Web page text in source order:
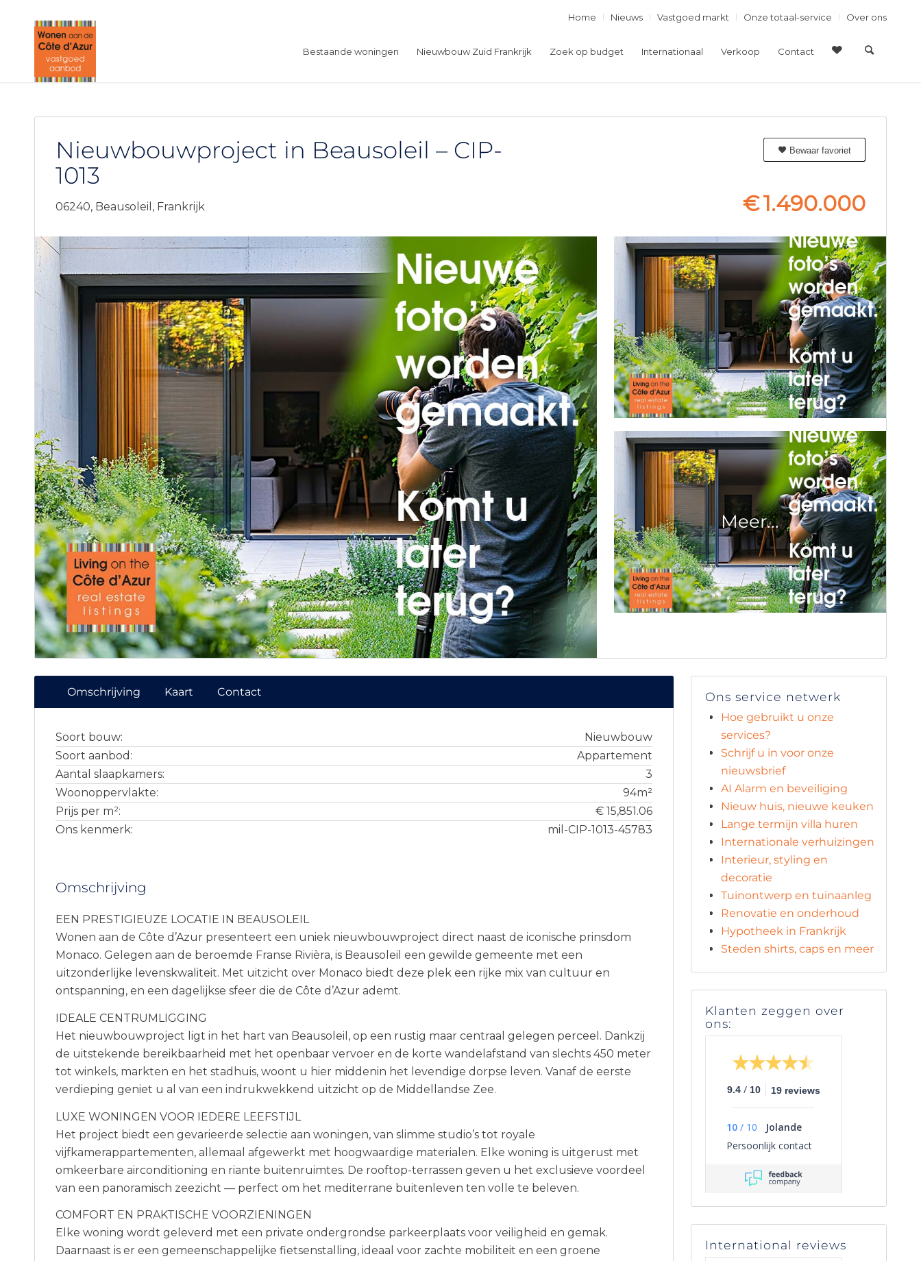
Home Nieuws Vastgoed markt Onze totaal-service Over ons
Bestaande woningen Nieuwbouw Zuid Frankrijk Zoek op budget Internationaal Verkoop Contact
Nieuwbouwproject in Beausoleil – CIP-
1013
06240, Beausoleil, Frankrijk
Bewaar favoriet
€1.490.000
Omschrijving Kaart Contact
Soort bouw:
Nieuwbouw
Soort aanbod:
Appartement
Aantal slaapkamers:
3
Woonoppervlakte:
94m²
Prijs per m²:
€ 15,851.06
Ons kenmerk:
mil-CIP-1013-45783
Omschrijving
EEN PRESTIGIEUZE LOCATIE IN BEAUSOLEIL
Wonen aan de Côte d’Azur presenteert een uniek nieuwbouwproject direct naast de iconische prinsdom
Monaco. Gelegen aan de beroemde Franse Rivièra, is Beausoleil een gewilde gemeente met een
uitzonderlijke levenskwaliteit. Met uitzicht over Monaco biedt deze plek een rijke mix van cultuur en
ontspanning, en een dagelijkse sfeer die de Côte d’Azur ademt.
IDEALE CENTRUMLIGGING
Het nieuwbouwproject ligt in het hart van Beausoleil, op een rustig maar centraal gelegen perceel. Dankzij
de uitstekende bereikbaarheid met het openbaar vervoer en de korte wandelafstand van slechts 450 meter
tot winkels, markten en het stadhuis, woont u hier middenin het levendige dorpse leven. Vanaf de eerste
verdieping geniet u al van een indrukwekkend uitzicht op de Middellandse Zee.
LUXE WONINGEN VOOR IEDERE LEEFSTIJL
Het project biedt een gevarieerde selectie aan woningen, van slimme studio’s tot royale
vijfkamerappartementen, allemaal afgewerkt met hoogwaardige materialen. Elke woning is uitgerust met
omkeerbare airconditioning en riante buitenruimtes. De rooftop-terrassen geven u het exclusieve voordeel
van een panoramisch zeezicht — perfect om het mediterrane buitenleven ten volle te beleven.
COMFORT EN PRAKTISCHE VOORZIENINGEN
Elke woning wordt geleverd met een private ondergrondse parkeerplaats voor veiligheid en gemak.
Daarnaast is er een gemeenschappelijke fietsenstalling, ideaal voor zachte mobiliteit en een groene
Ons service netwerk
Hoe gebruikt u onze
services?
Schrijf u in voor onze
nieuwsbrief
AI Alarm en beveiliging
Nieuw huis, nieuwe keuken
Lange termijn villa huren
Internationale verhuizingen
Interieur, styling en
decoratie
Tuinontwerp en tuinaanleg
Renovatie en onderhoud
Hypotheek in Frankrijk
Steden shirts, caps en meer
Klanten zeggen over
ons:
9.4 / 10 19 reviews
10 / 10
Jolande
Persoonlijk contact
International reviews